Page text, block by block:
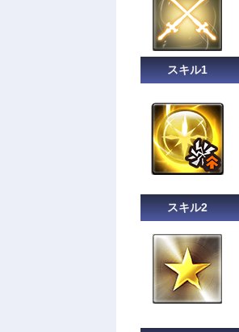
スキル1
スキル2